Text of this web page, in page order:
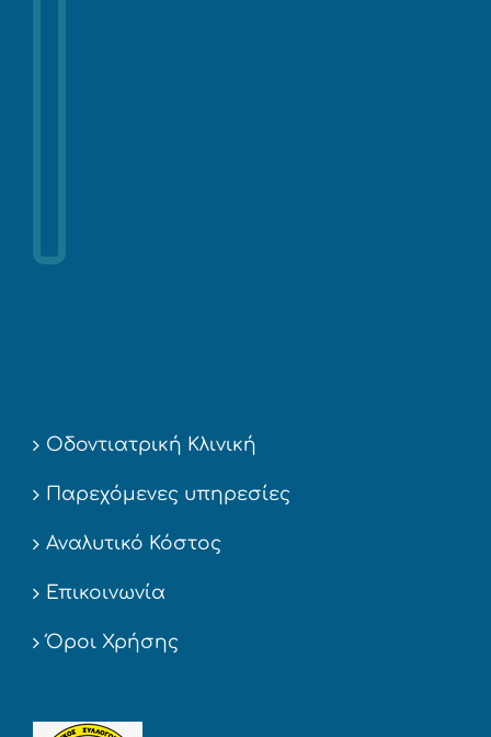
Οδοντιατρική Κλινική
Παρεχόμενες υπηρεσίες
Αναλυτικό Κόστος
Επικοινωνία
Όροι Χρήσης